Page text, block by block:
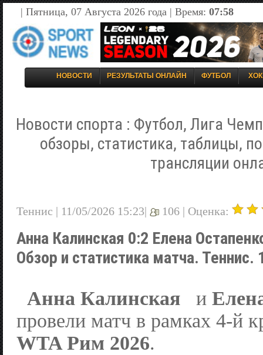
| Пятница, 07 Августа 2026 года | Время: 07:58
НОВОСТИ РЕЗУЛЬТАТЫ ОНЛАЙН ФУТБОЛ
Новости спорта : Футбол, Лига
обзоры, статистика, таблицы,
трансляции
Теннис | 11/05/2026 15:23| 106 | Оценка:
Анна Калинская 0:2 Елена
Обзор и статистика матча. Теннис.
Анна Калинская и
провели матч в рамках 4-й
WTA Рим 2026.